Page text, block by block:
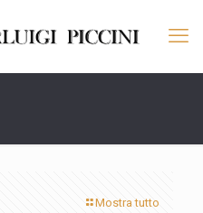
Mostra tutto